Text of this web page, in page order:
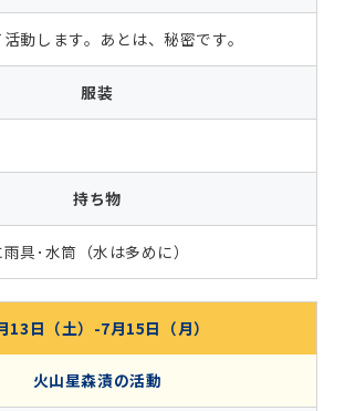
活動します。あとは、秘密です。
服装
持ち物
具･水筒（水は多めに）
13日（土）-7月15日（月）
火山星森漬の活動